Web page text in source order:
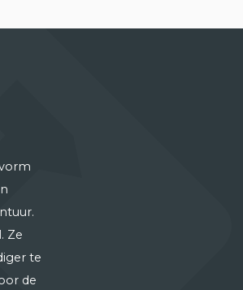
Ze
te
de